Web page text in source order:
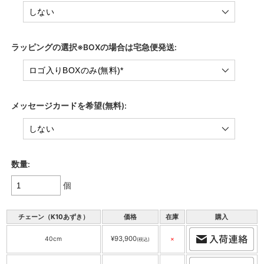
ラッピングの選択※BOXの場合は宅急便発送:
メッセージカードを希望(無料):
数量:
個
チェーン（K10あずき） 価格 在庫 購入
40cm ¥93,900(税込) ×